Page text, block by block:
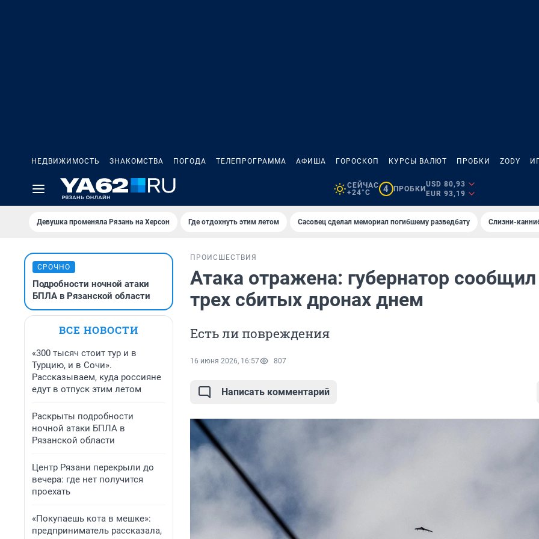
НЕДВИЖИМОСТЬ ЗНАКОМСТВА ПОГОДА ТЕЛЕПРОГРАММА АФИША ГОРОСКОП КУРСЫ ВАЛЮТ ПРОБКИ ZODY
СЕЙЧАС
+24°C
4 ПРОБКИ
USD 80,93
EUR 93,19
Девушка променяла Рязань на Херсон Где отдохнуть этим летом Сасовец сделал мемориал погибшему разведбату Слизни-
СРОЧНО
Подробности ночной атаки
БПЛА в Рязанской области
ВСЕ НОВОСТИ
«300 тысяч стоит тур и в
Турцию, и в Сочи».
Рассказываем, куда россияне
едут в отпуск этим летом
Раскрыты подробности
ночной атаки БПЛА в
Рязанской области
Центр Рязани перекрыли до
вечера: где нет получится
проехать
«Покупаешь кота в мешке»:
предприниматель рассказала,
ПРОИСШЕСТВИЯ
Атака отражена: губернатор
трех сбитых дронах днем
Есть ли повреждения
16 июня 2026, 16:57 807
Написать комментарий